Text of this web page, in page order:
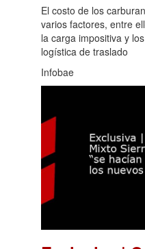
El costo de los
varios factores, entre
la carga impositiva y
logística de traslado
Infobae